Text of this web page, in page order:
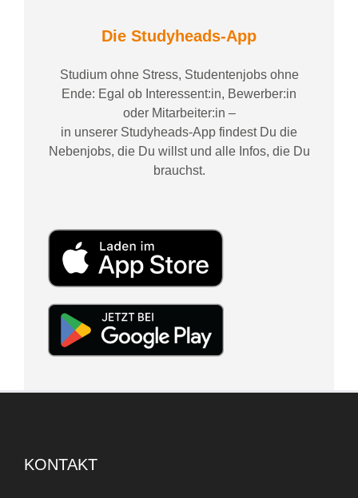
Die Studyheads-App
Studium ohne Stress, Studentenjobs ohne
Ende: Egal ob Interessent:in, Bewerber:in
oder Mitarbeiter:in –
in unserer Studyheads-App findest Du die
Nebenjobs, die Du willst und alle Infos, die Du
brauchst.
KONTAKT